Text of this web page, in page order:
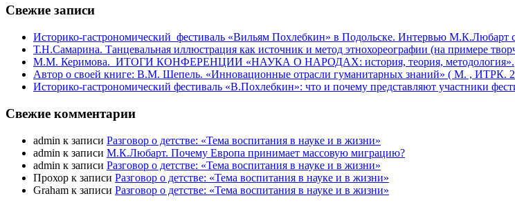
Свежие записи
Историко-гастрономический фестиваль «Вильям Похлебкин» в Подольске. Интервью
Т.Н.Самарина. Танцевальная иллюстрация как источник и метод этнохореографии (на примере
М.М. Керимова. ИТОГИ КОНФЕРЕНЦИИ «НАУКА О НАРОДАХ: история, теория, методология».
Автор о своей книге: В.М. Шепель. «Инновационные отрасли гуманитарных знаний» ( М. , ИТРК.
Историко-гастрономический фестиваль «В.Похлебкин»: что и почему представляют участники
Свежие комментарии
admin к записи Разговор о детстве: «Тема воспитания в науке и в жизни»
admin к записи М.К.Любарт. Почему Европа принимает массовую миграцию?
admin к записи Разговор о детстве: «Тема воспитания в науке и в жизни»
Прохор к записи Разговор о детстве: «Тема воспитания в науке и в жизни»
Graham к записи Разговор о детстве: «Тема воспитания в науке и в жизни»